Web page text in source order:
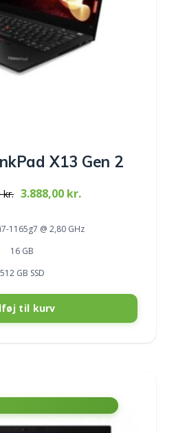
X13 Gen 2
kr. Original
4.488,00 kr..
3.888,00 kr.Current
3.888,00 kr..
1165g7 @ 2,80 GHz
16 GB
512 GB SSD
til kurv